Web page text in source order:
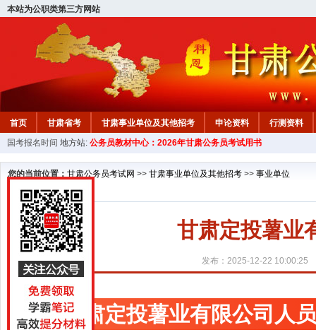
本站为公职类第三方网站
首页 甘肃省考 甘肃事业单位及其他招考 申论资料
行测资料
国考报名时间 地方站: 公务员教材中心：2026年甘肃公务员考试用书
您的当前位置： 甘肃公务员考试网 >> 甘肃事业单位及其他招考 >> 事业单位
甘肃定投薯业
发布：2025-12-22 10:00:25
甘肃定投薯业有限公司人